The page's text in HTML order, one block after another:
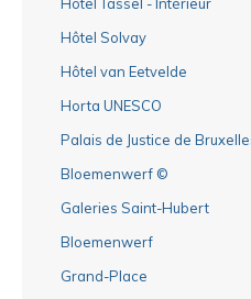
Hôtel Solvay
Hôtel van Eetvelde
Horta UNESCO
Palais de Justice de
Bloemenwerf ©
Galeries Saint-Hubert
Bloemenwerf
Grand-Place